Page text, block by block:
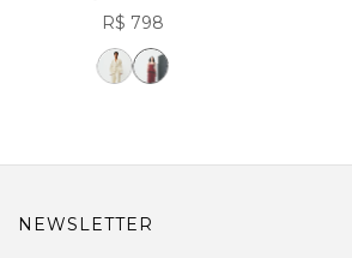
R$ 798
NEWSLETTER